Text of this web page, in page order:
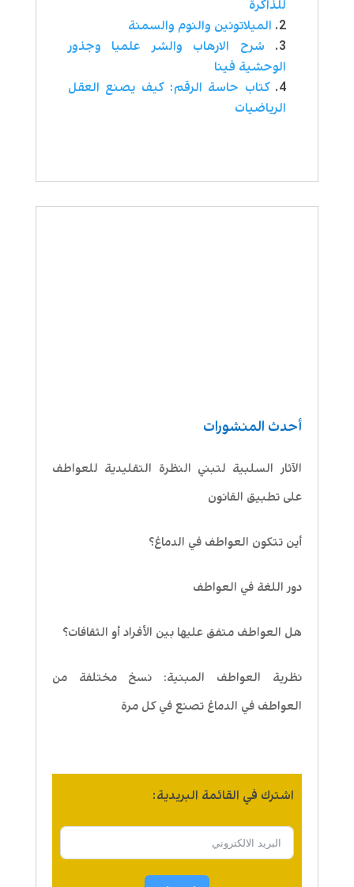
أحدث المنشورات
الآثار السلبية لتبني النظرة التقليدية للعواطف
على تطبيق القانون
أين تتكون العواطف في الدماغ؟
دور اللغة في العواطف
هل العواطف متفق عليها بين الأفراد أو الثقافات؟
نظرية العواطف المبنية: نسخ مختلفة من
العواطف في الدماغ تصنع في كل مرة
اشترك في القائمة البريدية:
للذاكرة
الميلاتونين والنوم والسمنة
شرح الارهاب والشر علميا وجذور
الوحشية فينا
كتاب حاسة الرقم: كيف يصنع العقل
الرياضيات